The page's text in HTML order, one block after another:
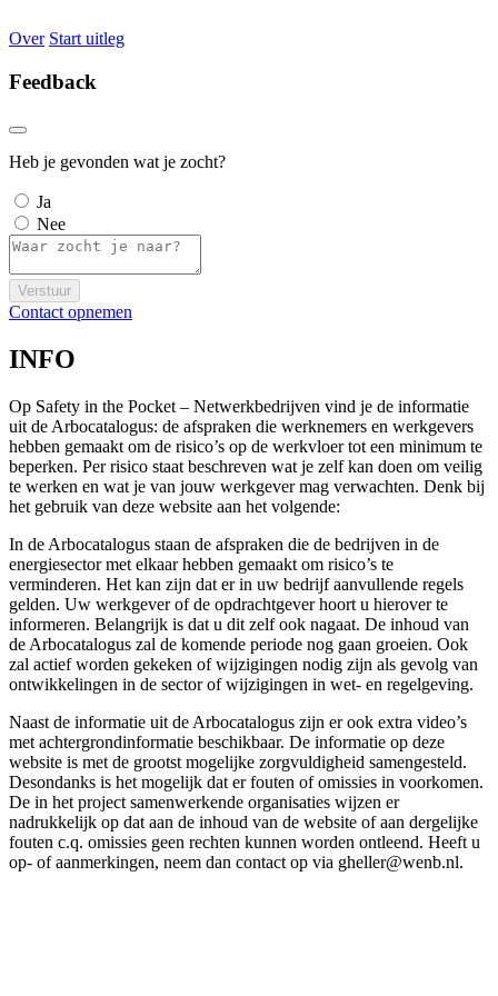
Over Start uitleg
Feedback
Heb je gevonden wat je zocht?
Ja
Nee
Verstuur
Contact opnemen
INFO
Op Safety in the Pocket – Netwerkbedrijven vind je de informatie
uit de Arbocatalogus: de afspraken die werknemers en werkgevers
hebben gemaakt om de risico’s op de werkvloer tot een minimum te
beperken. Per risico staat beschreven wat je zelf kan doen om veilig
te werken en wat je van jouw werkgever mag verwachten. Denk bij
het gebruik van deze website aan het volgende:
In de Arbocatalogus staan de afspraken die de bedrijven in de
energiesector met elkaar hebben gemaakt om risico’s te
verminderen. Het kan zijn dat er in uw bedrijf aanvullende regels
gelden. Uw werkgever of de opdrachtgever hoort u hierover te
informeren. Belangrijk is dat u dit zelf ook nagaat. De inhoud van
de Arbocatalogus zal de komende periode nog gaan groeien. Ook
zal actief worden gekeken of wijzigingen nodig zijn als gevolg van
ontwikkelingen in de sector of wijzigingen in wet- en regelgeving.
Naast de informatie uit de Arbocatalogus zijn er ook extra video’s
met achtergrondinformatie beschikbaar. De informatie op deze
website is met de grootst mogelijke zorgvuldigheid samengesteld.
Desondanks is het mogelijk dat er fouten of omissies in voorkomen.
De in het project samenwerkende organisaties wijzen er
nadrukkelijk op dat aan de inhoud van de website of aan dergelijke
fouten c.q. omissies geen rechten kunnen worden ontleend. Heeft u
op- of aanmerkingen, neem dan contact op via gheller@wenb.nl.